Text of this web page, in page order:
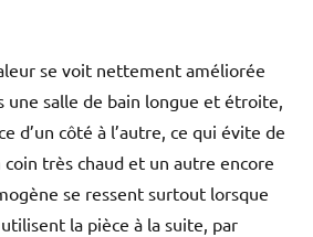
se voit nettement améliorée
une salle de bain longue et étroite,
d’un côté à l’autre, ce qui évite de
très chaud et un autre encore
se ressent surtout lorsque
la pièce à la suite, par